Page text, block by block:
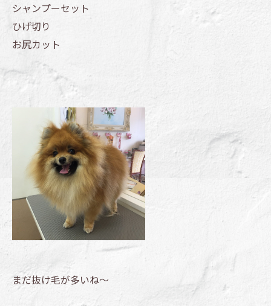
シャンプーセット
ひげ切り
お尻カット
まだ抜け毛が多いね～